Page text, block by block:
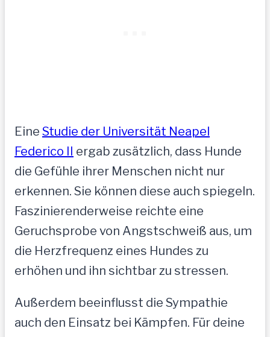
Eine Studie der Universität Neapel
Federico II ergab zusätzlich, dass Hunde
die Gefühle ihrer Menschen nicht nur
erkennen. Sie können diese auch spiegeln.
Faszinierenderweise reichte eine
Geruchsprobe von Angstschweiß aus, um
die Herzfrequenz eines Hundes zu
erhöhen und ihn sichtbar zu stressen.
Außerdem beeinflusst die Sympathie
auch den Einsatz bei Kämpfen. Für deine